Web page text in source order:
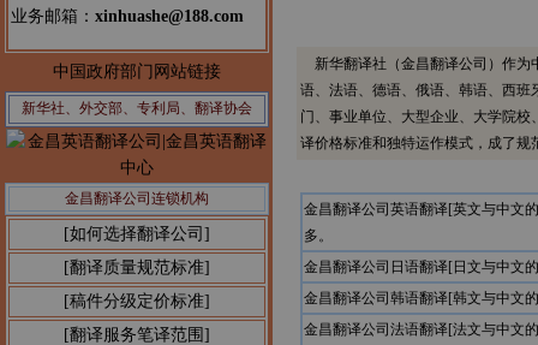
业务邮箱： xinhuashe@188.com
中国政府部门网站链接
新华社、外交部、专利局、翻译协会
金昌翻译公司连锁机构
[如何选择翻译公司]
[翻译质量规范标准]
[稿件分级定价标准]
[翻译服务笔译范围]
新华翻译社（金昌翻译公司）作为
语、法语、德语、俄语、韩语、西
门、事业单位、大型企业、大学院
译价格标准和独特运作模式，成了
金昌翻译公司英语翻译[英文与中文
多。
金昌翻译公司日语翻译[日文与中文
金昌翻译公司韩语翻译[韩文与中文
金昌翻译公司法语翻译[法文与中文